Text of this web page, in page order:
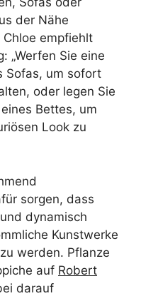
der Nähe
empfiehlt
„Werfen Sie eine
Sofas, um sofort
oder legen Sie
Bettes, um
Look zu
sorgen, dass
dynamisch
Kunstwerke
werden. Pflanze
auf Robert
darauf